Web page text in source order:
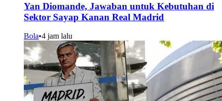
Yan Diomande, Jawaban untuk Kebutuhan di
Sektor Sayap Kanan Real Madrid
Bola•4 jam lalu